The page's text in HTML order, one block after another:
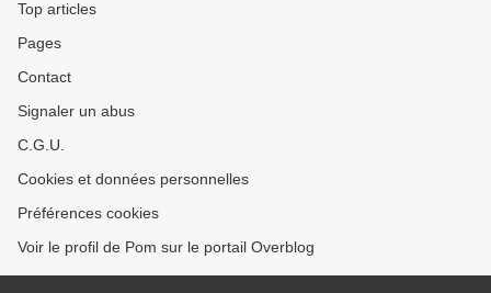
Top articles
Pages
Contact
Signaler un abus
C.G.U.
Cookies et données personnelles
Préférences cookies
Voir le profil de Pom sur le portail Overblog